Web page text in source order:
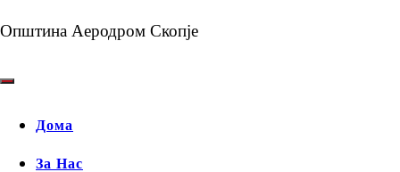
Општина Аеродром Скопје
Дома
За Нас